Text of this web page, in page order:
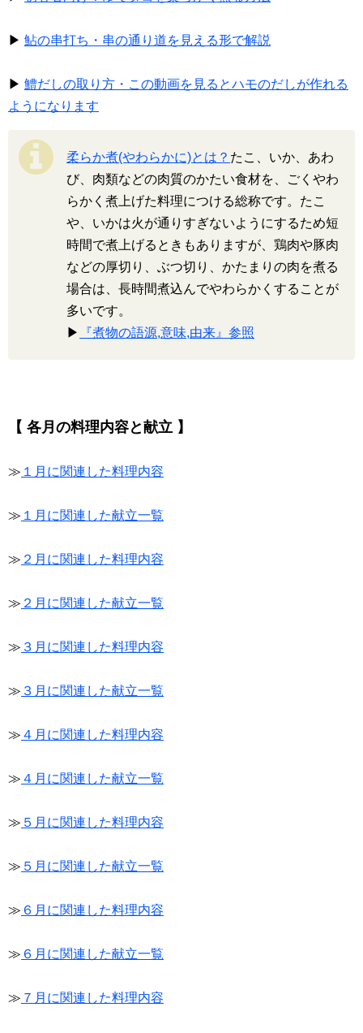
▶ 鮎の串打ち・串の通り道を見える形で解説
▶ 鱧だしの取り方・この動画を見るとハモのだしが作れる
ようになります
柔らか煮(やわらかに)とは？ たこ、いか、あわ
び、肉類などの肉質のかたい食材を、ごくやわ
らかく煮上げた料理につける総称です。たこ
や、いかは火が通りすぎないようにするため短
時間で煮上げるときもありますが、鶏肉や豚肉
などの厚切り、ぶつ切り、かたまりの肉を煮る
場合は、長時間煮込んでやわらかくすることが
多いです。
▶
『煮物の語源,意味,由来』参照
【 各月の料理内容と献立 】
≫ １月に関連した料理内容
≫ １月に関連した献立一覧
≫ ２月に関連した料理内容
≫ ２月に関連した献立一覧
≫ ３月に関連した料理内容
≫ ３月に関連した献立一覧
≫ ４月に関連した料理内容
≫ ４月に関連した献立一覧
≫ ５月に関連した料理内容
≫ ５月に関連した献立一覧
≫ ６月に関連した料理内容
≫ ６月に関連した献立一覧
≫ ７月に関連した料理内容